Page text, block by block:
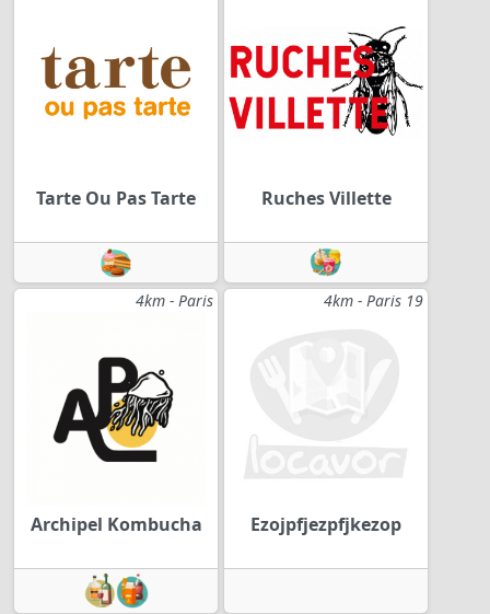
Tarte Ou Pas Tarte Ruches Villette
4km - Paris
Archipel Kombucha
4km - Paris 19
Ezojpfjezpfjkezop